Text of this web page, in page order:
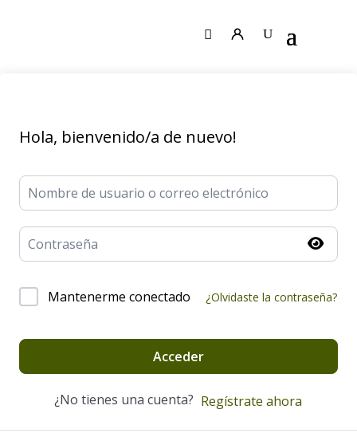
Hola, bienvenido/a de nuevo!
Alternative:
Mantenerme conectado ¿Olvidaste la contraseña?
Acceder
¿No tienes una cuenta? Regístrate ahora